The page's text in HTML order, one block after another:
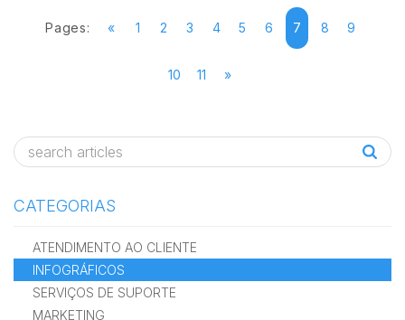
Pages: « 1 2 3 4 5 6 7 8 9
10 11 »
CATEGORIAS
ATENDIMENTO AO CLIENTE
INFOGRÁFICOS
SERVIÇOS DE SUPORTE
MARKETING